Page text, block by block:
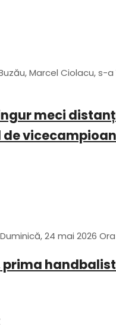
Marcel Ciolacu,
meci
24 mai 2026